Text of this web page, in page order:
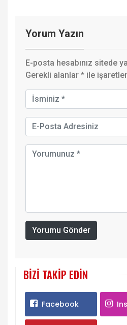
Yorum Yazın
E-posta hesabınız sitede
Gerekli alanlar * ile
Yorumu Gönder
BIZI TAKIP EDIN
Facebook